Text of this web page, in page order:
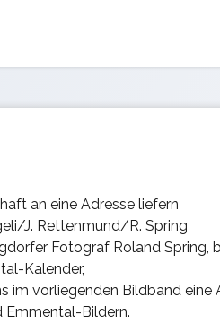
an eine Adresse liefern
J. Rettenmund/R. Spring
Fotograf Roland Spring,
Kalender,
im vorliegenden Bildband eine
Emmental-Bildern.